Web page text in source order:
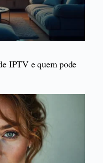
IPTV e quem pode